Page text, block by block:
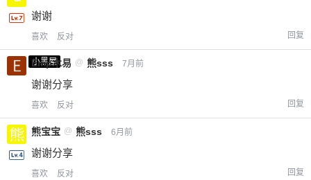
谢谢
喜欢 反对 回复
小黑屋
Emp木易 @ 熊sss 7月前
谢谢分享
喜欢 反对 回复
熊宝宝 @ 熊sss 6月前
谢谢分享
喜欢 反对 回复